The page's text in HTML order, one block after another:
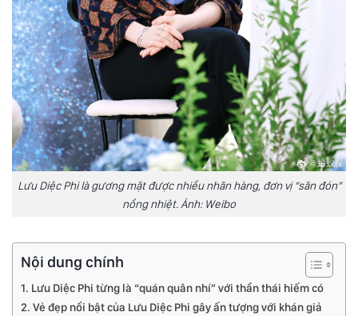
Lưu Diệc Phi là gương mặt được nhiều nhãn hàng, đơn vị “săn đón”
nồng nhiệt. Ảnh: Weibo
Nội dung chính
Lưu Diệc Phi từng là “quán quân nhí” với thần thái hiếm có
Vẻ đẹp nổi bật của Lưu Diệc Phi gây ấn tượng với khán giả